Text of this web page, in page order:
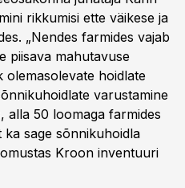
rikkumisi ette väikese ja
„Nendes farmides vajab
piisava mahutavuse
olemasolevate hoidlate
varustamine
alla 50 loomaga farmides
ka sage sõnnikuhoidla
Kroon inventuuri